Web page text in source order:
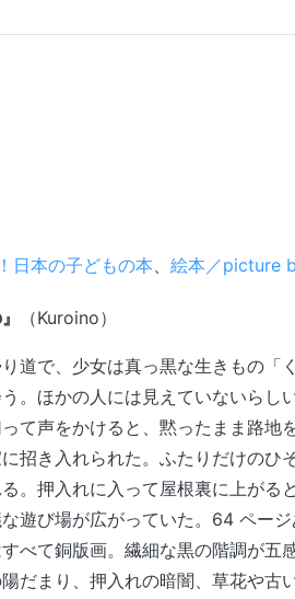
日本の子どもの本、 絵本／picture
（Kuroino）
道で、少女は真っ黒な生きもの「
。ほかの人には見えていないらし
て声をかけると、黙ったまま路地を
招き入れられた。ふたりだけのひ
。押入れに入って屋根裏に上がる
遊び場が広がっていた。64 ペー
べて銅版画。繊細な黒の階調が五
だまり、押入れの暗闇、草花や古